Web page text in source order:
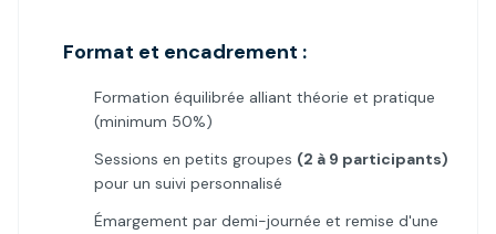
Format et encadrement :
Formation équilibrée alliant théorie et pratique
(minimum 50%)
Sessions en petits groupes (2 à 9 participants)
pour un suivi personnalisé
Émargement par demi-journée et remise d'une